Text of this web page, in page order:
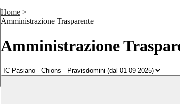
Home >
Amministrazione Trasparente
Amministrazione